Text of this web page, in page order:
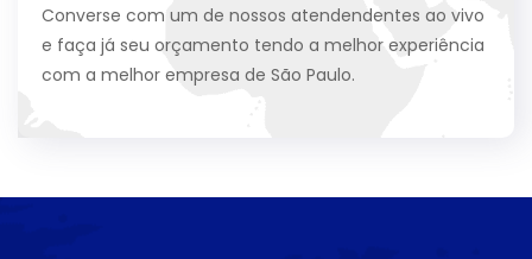
Converse com um de nossos atendendentes ao vivo
e faça já seu orçamento tendo a melhor experiência
com a melhor empresa de São Paulo.